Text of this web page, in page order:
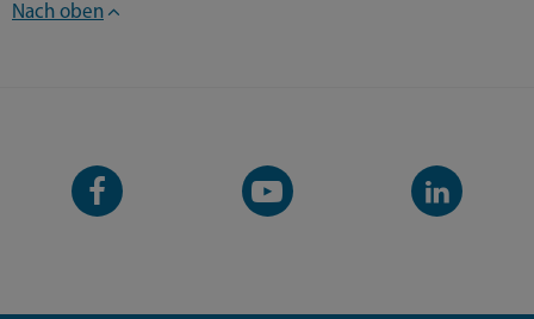
Nach oben
Facebook-
Seite
YouTube-
Kanal
LinkedIn-
Kanal